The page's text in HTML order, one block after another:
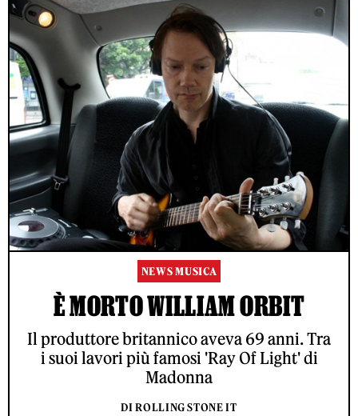
NEWS MUSICA
È MORTO WILLIAM ORBIT
Il produttore britannico aveva 69 anni. Tra
i suoi lavori più famosi 'Ray Of Light' di
Madonna
DI ROLLING STONE IT